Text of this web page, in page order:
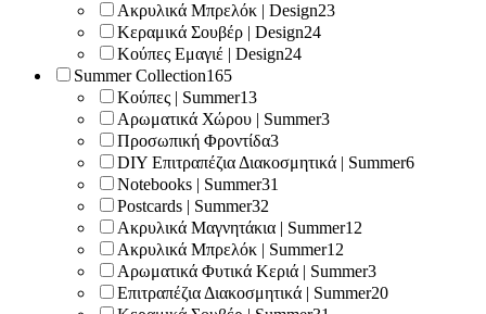
Ακρυλικά Μπρελόκ | Design23
Κεραμικά Σουβέρ | Design24
Κούπες Εμαγιέ | Design24
Summer Collection165
Κούπες | Summer13
Αρωματικά Χώρου | Summer3
Προσωπική Φροντίδα3
DIY Επιτραπέζια Διακοσμητικά | Summer6
Notebooks | Summer31
Postcards | Summer32
Ακρυλικά Μαγνητάκια | Summer12
Ακρυλικά Μπρελόκ | Summer12
Αρωματικά Φυτικά Κεριά | Summer3
Επιτραπέζια Διακοσμητικά | Summer20